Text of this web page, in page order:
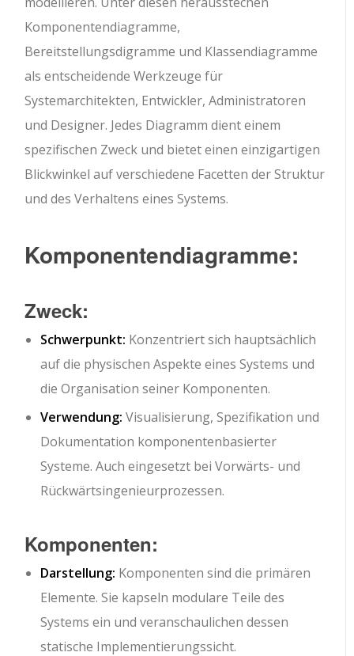
Komponentendiagramme,
Bereitstellungsdigramme und Klassendiagramme
als entscheidende Werkzeuge für
Systemarchitekten, Entwickler, Administratoren
und Designer. Jedes Diagramm dient einem
spezifischen Zweck und bietet einen einzigartigen
Blickwinkel auf verschiedene Facetten der Struktur
und des Verhaltens eines Systems.
Komponentendiagramme:
Zweck:
Schwerpunkt: Konzentriert sich hauptsächlich
auf die physischen Aspekte eines Systems und
die Organisation seiner Komponenten.
Verwendung: Visualisierung, Spezifikation und
Dokumentation komponentenbasierter
Systeme. Auch eingesetzt bei Vorwärts- und
Rückwärtsingenieurprozessen.
Komponenten:
Darstellung: Komponenten sind die primären
Elemente. Sie kapseln modulare Teile des
Systems ein und veranschaulichen dessen
statische Implementierungssicht.